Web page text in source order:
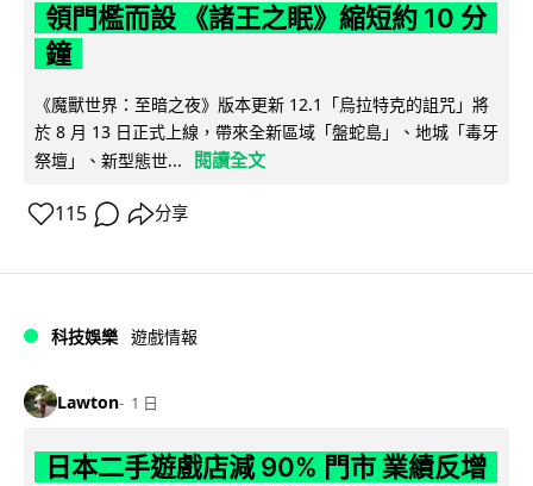
領門檻而設 《諸王之眠》縮短約 10 分
鐘
《魔獸世界：至暗之夜》版本更新 12.1「烏拉特克的詛咒」將
於 8 月 13 日正式上線，帶來全新區域「盤蛇島」、地城「毒牙
祭壇」、新型態世...
閱讀全文
115 分享
科技娛樂 遊戲情報
Lawton 1 日
日本二手遊戲店減 90% 門市 業績反增